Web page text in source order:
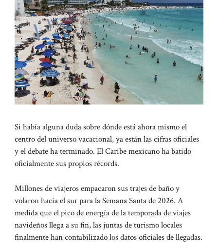
Si había alguna duda sobre dónde está ahora mismo el
centro del universo vacacional, ya están las cifras oficiales
y el debate ha terminado. El Caribe mexicano ha batido
oficialmente sus propios récords.
Millones de viajeros empacaron sus trajes de baño y
volaron hacia el sur para la Semana Santa de 2026. A
medida que el pico de energía de la temporada de viajes
navideños llega a su fin, las juntas de turismo locales
finalmente han contabilizado los datos oficiales de llegadas.